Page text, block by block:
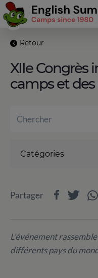
Retour
XIIe Congrès
camps et
L'événement
différents pays du
Catégories
Partager